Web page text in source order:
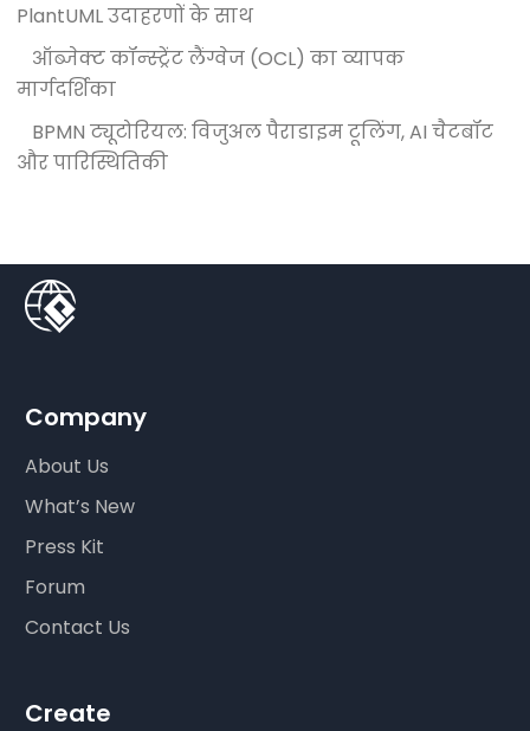
PlantUML उदाहरणों के साथ
ऑब्जेक्ट कॉन्स्ट्रेंट लैंग्वेज (OCL) का व्यापक
मार्गदर्शिका
BPMN ट्यूटोरियल: विजुअल पैराडाइम टूलिंग, AI चैटबॉट
और पारिस्थितिकी
Company
About Us
What’s New
Press Kit
Forum
Contact Us
Create